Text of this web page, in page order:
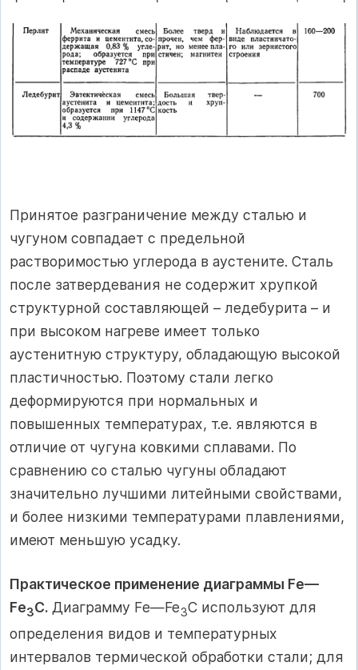
Принятое разграничение между сталью и
чугуном совпадает с предельной
растворимостью углерода в аустените. Сталь
после затвердевания не содержит хрупкой
структурной составляющей – ледебурита – и
при высоком нагреве имеет только
аустенитную структуру, обладающую высокой
пластичностью. Поэтому стали легко
деформируются при нормальных и
повышенных температурах, т.е. являются в
отличие от чугуна ковкими сплавами. По
сравнению со сталью чугуны обладают
значительно лучшими литейными свойствами,
и более низкими температурами плавлениями,
имеют меньшую усадку.
Практическое применение диаграммы Fе—
Fе3С. Диаграмму Fе—Fe3С используют для
определения видов и температурных
интервалов термической обработки стали; для